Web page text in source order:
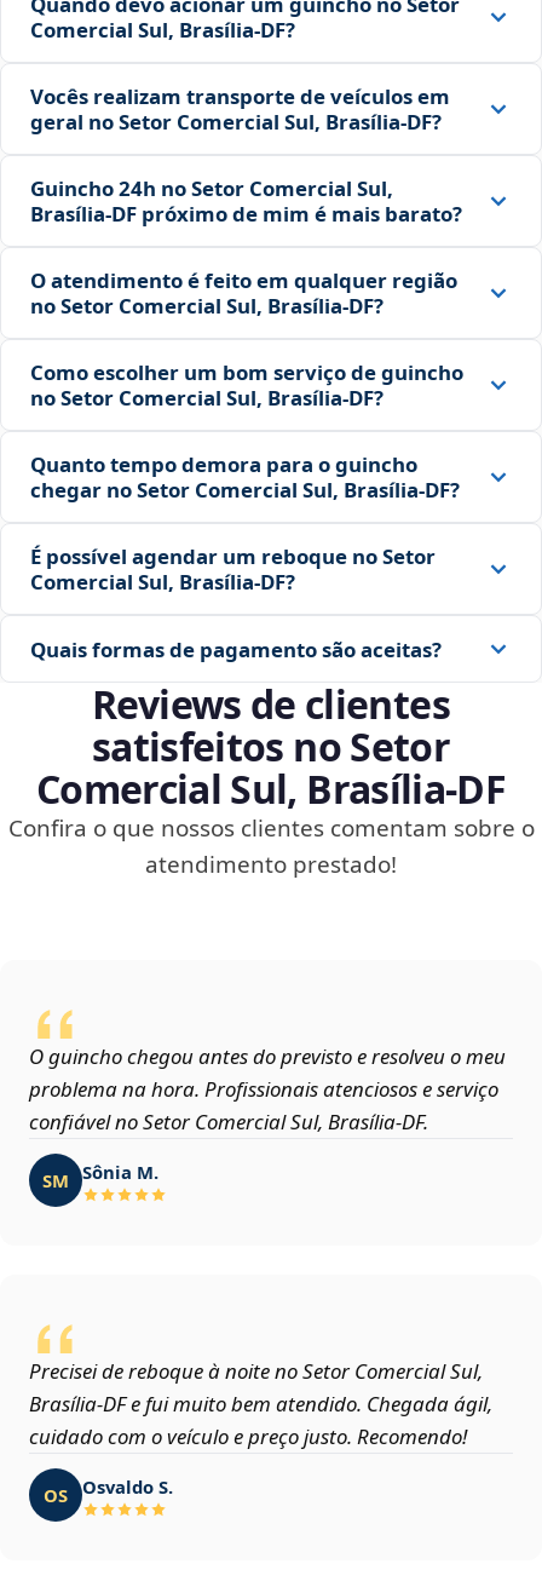
Comercial Sul, Brasília‑DF?
Vocês realizam transporte de veículos em
geral no Setor Comercial Sul, Brasília‑DF?
Guincho 24h no Setor Comercial Sul,
Brasília‑DF próximo de mim é mais barato?
O atendimento é feito em qualquer região
no Setor Comercial Sul, Brasília‑DF?
Como escolher um bom serviço de guincho
no Setor Comercial Sul, Brasília‑DF?
Quanto tempo demora para o guincho
chegar no Setor Comercial Sul, Brasília‑DF?
É possível agendar um reboque no Setor
Comercial Sul, Brasília‑DF?
Quais formas de pagamento são aceitas?
Reviews de clientes
satisfeitos no Setor
Comercial Sul, Brasília‑DF
Confira o que nossos clientes comentam sobre o
atendimento prestado!
O guincho chegou antes do previsto e resolveu o meu
problema na hora. Profissionais atenciosos e serviço
confiável no Setor Comercial Sul, Brasília‑DF.
SM Sônia M.
Precisei de reboque à noite no Setor Comercial Sul,
Brasília‑DF e fui muito bem atendido. Chegada ágil,
cuidado com o veículo e preço justo. Recomendo!
OS Osvaldo S.